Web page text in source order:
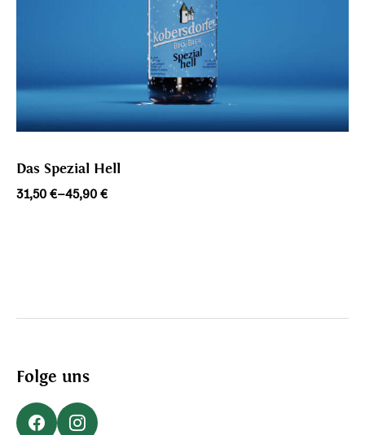
Das Spezial Hell
31,50 €–45,90 €
Preisspanne:
Folge uns